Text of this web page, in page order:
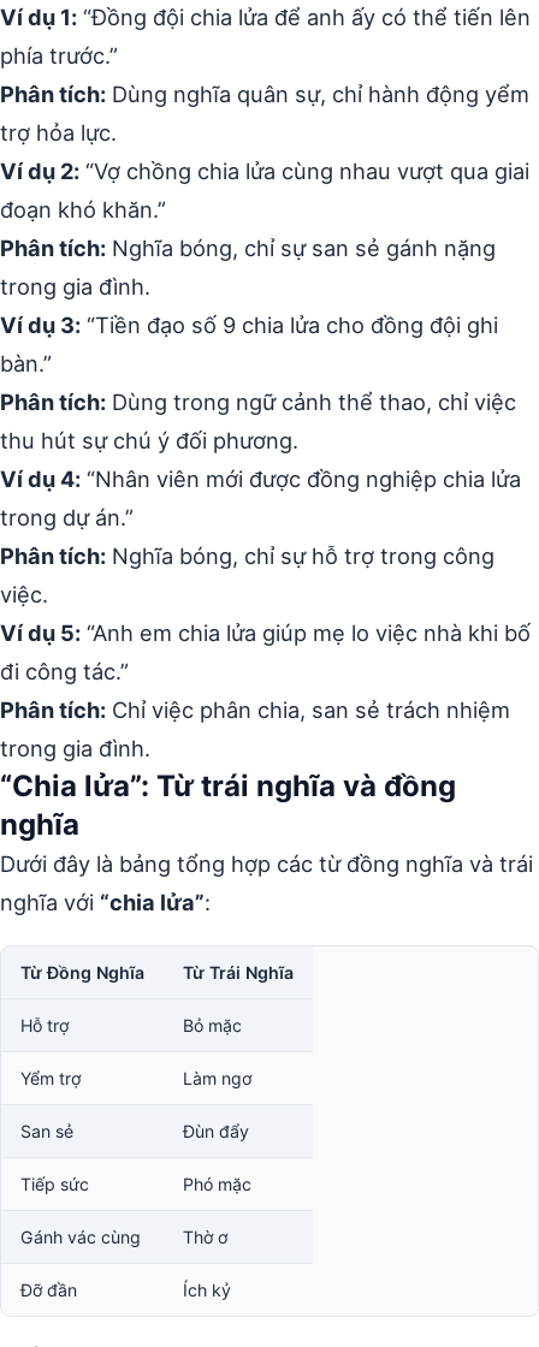
Ví dụ 1: “Đồng đội chia lửa để anh ấy có thể tiến lên
phía trước.”
Phân tích: Dùng nghĩa quân sự, chỉ hành động yểm
trợ hỏa lực.
Ví dụ 2: “Vợ chồng chia lửa cùng nhau vượt qua giai
đoạn khó khăn.”
Phân tích: Nghĩa bóng, chỉ sự san sẻ gánh nặng
trong gia đình.
Ví dụ 3: “Tiền đạo số 9 chia lửa cho đồng đội ghi
bàn.”
Phân tích: Dùng trong ngữ cảnh thể thao, chỉ việc
thu hút sự chú ý đối phương.
Ví dụ 4: “Nhân viên mới được đồng nghiệp chia lửa
trong dự án.”
Phân tích: Nghĩa bóng, chỉ sự hỗ trợ trong công
việc.
Ví dụ 5: “Anh em chia lửa giúp mẹ lo việc nhà khi bố
đi công tác.”
Phân tích: Chỉ việc phân chia, san sẻ trách nhiệm
trong gia đình.
“Chia lửa”: Từ trái nghĩa và đồng
nghĩa
Dưới đây là bảng tổng hợp các từ đồng nghĩa và trái
nghĩa với “chia lửa”:
Từ Đồng Nghĩa Từ Trái Nghĩa
Hỗ trợ Bỏ mặc
Yểm trợ Làm ngơ
San sẻ Đùn đẩy
Tiếp sức Phó mặc
Gánh vác cùng Thờ ơ
Đỡ đần Ích kỷ